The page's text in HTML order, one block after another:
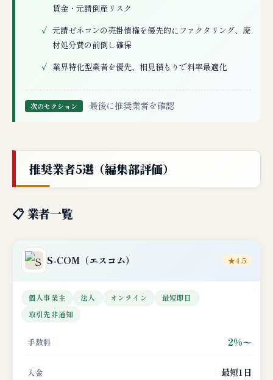
賃金・元請倒産リスク
元請ゼネコンの売掛債権を優先的にファクタリング、廃
材処分費の前倒し確保
業界特化型業者を優先、相見積もりで料率最適化
次のセクション 最後に推奨業者を確認
推奨業者5選（編集部評価）
📋 業者一覧
S-COM （エスコム） ★4.5
個人事業主 法人 オンライン
最短即日
取引先非通知
手数料 2%〜
入金 最短1日